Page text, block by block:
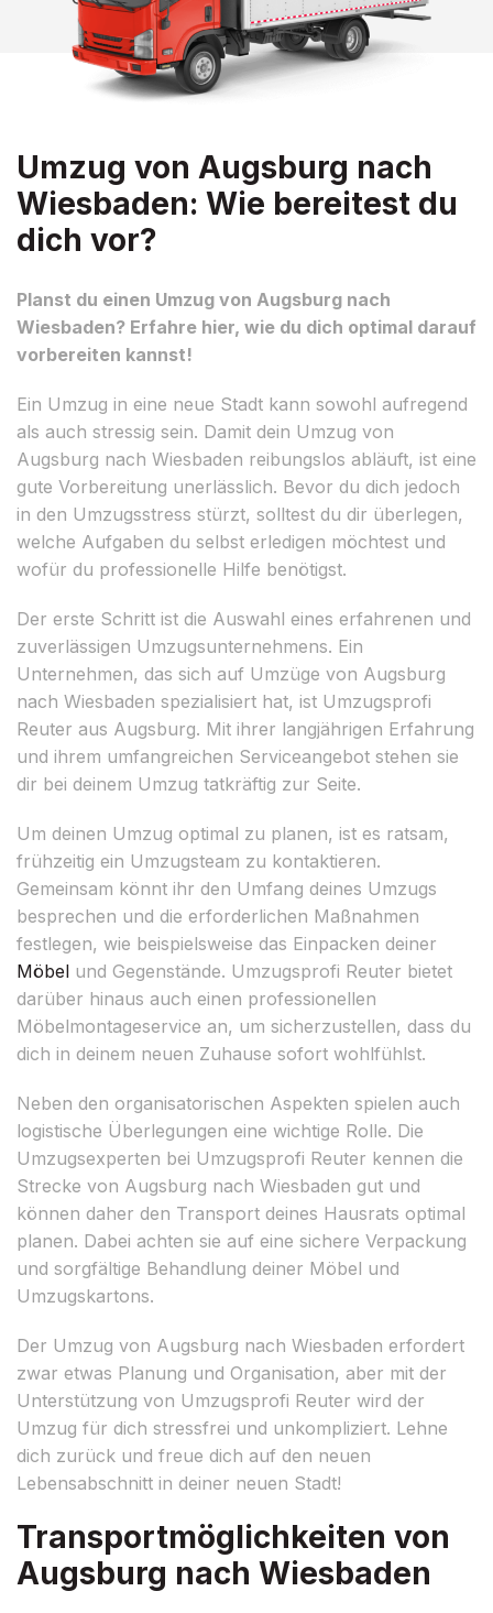
Umzug von Augsburg nach
Wiesbaden: Wie bereitest du
dich vor?
Planst du einen Umzug von Augsburg nach
Wiesbaden? Erfahre hier, wie du dich optimal darauf
vorbereiten kannst!
Ein Umzug in eine neue Stadt kann sowohl aufregend
als auch stressig sein. Damit dein Umzug von
Augsburg nach Wiesbaden reibungslos abläuft, ist eine
gute Vorbereitung unerlässlich. Bevor du dich jedoch
in den Umzugsstress stürzt, solltest du dir überlegen,
welche Aufgaben du selbst erledigen möchtest und
wofür du professionelle Hilfe benötigst.
Der erste Schritt ist die Auswahl eines erfahrenen und
zuverlässigen Umzugsunternehmens. Ein
Unternehmen, das sich auf Umzüge von Augsburg
nach Wiesbaden spezialisiert hat, ist Umzugsprofi
Reuter aus Augsburg. Mit ihrer langjährigen Erfahrung
und ihrem umfangreichen Serviceangebot stehen sie
dir bei deinem Umzug tatkräftig zur Seite.
Um deinen Umzug optimal zu planen, ist es ratsam,
frühzeitig ein Umzugsteam zu kontaktieren.
Gemeinsam könnt ihr den Umfang deines Umzugs
besprechen und die erforderlichen Maßnahmen
festlegen, wie beispielsweise das Einpacken deiner
Möbel und Gegenstände. Umzugsprofi Reuter bietet
darüber hinaus auch einen professionellen
Möbelmontageservice an, um sicherzustellen, dass du
dich in deinem neuen Zuhause sofort wohlfühlst.
Neben den organisatorischen Aspekten spielen auch
logistische Überlegungen eine wichtige Rolle. Die
Umzugsexperten bei Umzugsprofi Reuter kennen die
Strecke von Augsburg nach Wiesbaden gut und
können daher den Transport deines Hausrats optimal
planen. Dabei achten sie auf eine sichere Verpackung
und sorgfältige Behandlung deiner Möbel und
Umzugskartons.
Der Umzug von Augsburg nach Wiesbaden erfordert
zwar etwas Planung und Organisation, aber mit der
Unterstützung von Umzugsprofi Reuter wird der
Umzug für dich stressfrei und unkompliziert. Lehne
dich zurück und freue dich auf den neuen
Lebensabschnitt in deiner neuen Stadt!
Transportmöglichkeiten von
Augsburg nach Wiesbaden